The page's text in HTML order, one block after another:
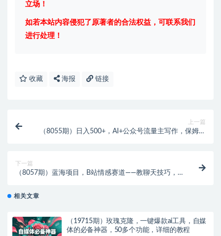
立场！
如若本站内容侵犯了原著者的合法权益，可联系我们
进行处理！
收藏 海报 链接
上一篇
（8055期）日入500+，AI+公众号流量主写作，保姆级
下一篇
（8057期）蓝海项目，B站情感赛道——教聊天技巧，
相关文章
（19715期）玫瑰克隆，一键爆款ai工具，自媒
体的必备神器，50多个功能，详细的教程